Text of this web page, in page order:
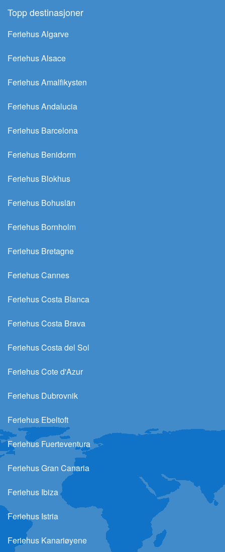
Topp destinasjoner
Feriehus Algarve
Feriehus Alsace
Feriehus Amalfikysten
Feriehus Andalucia
Feriehus Barcelona
Feriehus Benidorm
Feriehus Blokhus
Feriehus Bohuslän
Feriehus Bornholm
Feriehus Bretagne
Feriehus Cannes
Feriehus Costa Blanca
Feriehus Costa Brava
Feriehus Costa del Sol
Feriehus Cote d'Azur
Feriehus Dubrovnik
Feriehus Ebeltoft
Feriehus Fuerteventura
Feriehus Gran Canaria
Feriehus Ibiza
Feriehus Istria
Feriehus Kanariøyene